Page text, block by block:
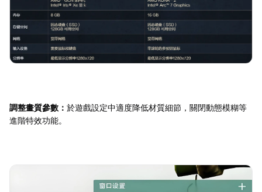
調整畫質參數： 於遊戲設定中適度降低材質細節，關閉動態模糊等
進階特效功能。